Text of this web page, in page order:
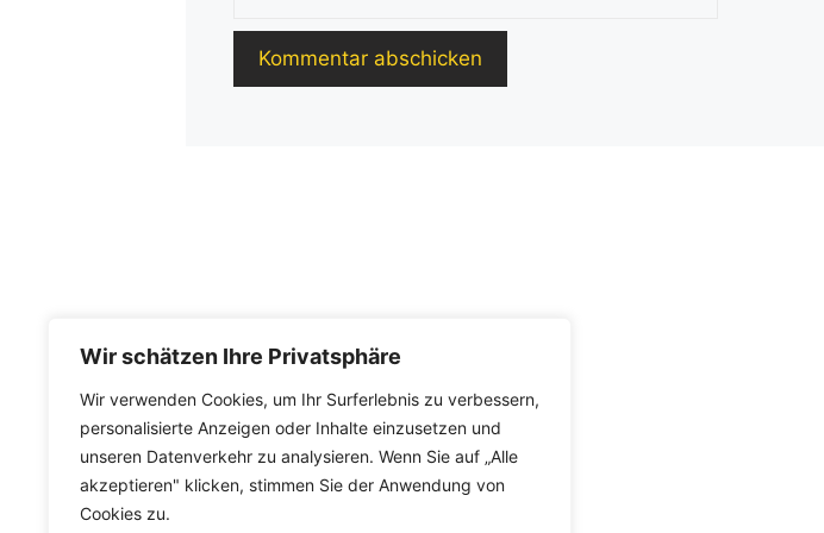
Wir schätzen Ihre Privatsphäre
Wir verwenden Cookies, um Ihr Surferlebnis zu verbessern,
personalisierte Anzeigen oder Inhalte einzusetzen und
unseren Datenverkehr zu analysieren. Wenn Sie auf „Alle
akzeptieren" klicken, stimmen Sie der Anwendung von
Cookies zu.